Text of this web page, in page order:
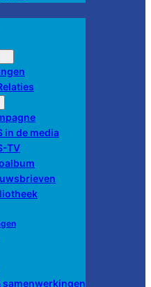
in de media
TV
samenwerkingen